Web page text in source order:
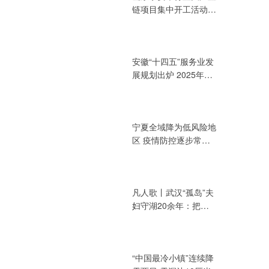
链项目集中开工活动
安徽“十四五”服务业发
展规划出炉 2025年增
宁夏全域降为低风险地
区 疫情防控逐步常态
凡人歌丨武汉“孤岛”夫
妇守湖20余年：把青
“中国最冷小镇”连续降